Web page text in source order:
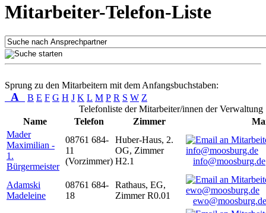
Mitarbeiter-Telefon-Liste
Sprung zu den Mitarbeitern mit dem Anfangsbuchstaben:
A B E F G H J K L M P R S W Z
Telefonliste der Mitarbeiter/innen der Verwaltung
Name
Telefon Zimmer
Mader
Maximilian -
1.
Bürgermeister
08761 684-
11
(Vorzimmer)
Huber-Haus, 2.
OG, Zimmer
H2.1
info@moosburg.de
Adamski
Madeleine
08761 684-
18
Rathaus, EG,
Zimmer R0.01
ewo@moosburg.de